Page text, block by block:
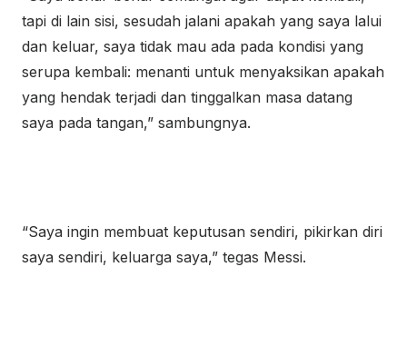
tapi di lain sisi, sesudah jalani apakah yang saya lalui
dan keluar, saya tidak mau ada pada kondisi yang
serupa kembali: menanti untuk menyaksikan apakah
yang hendak terjadi dan tinggalkan masa datang
saya pada tangan,” sambungnya.
“Saya ingin membuat keputusan sendiri, pikirkan diri
saya sendiri, keluarga saya,” tegas Messi.